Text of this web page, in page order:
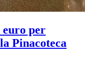
per
Pinacoteca